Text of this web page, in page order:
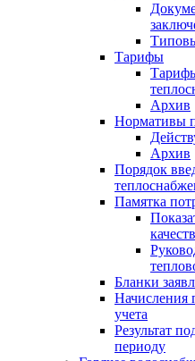
Тарифы
Архив
Нормативы
Архив
Порядок
Памятка
Бланки
Начисления
учета
Результат
периоду